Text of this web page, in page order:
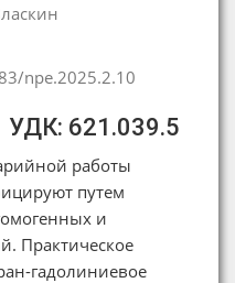
npe.2025.2.10
УДК: 621.039.5
работы
путем
и
Практическое
гадолиниевое